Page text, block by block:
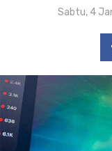
Sabtu, 4